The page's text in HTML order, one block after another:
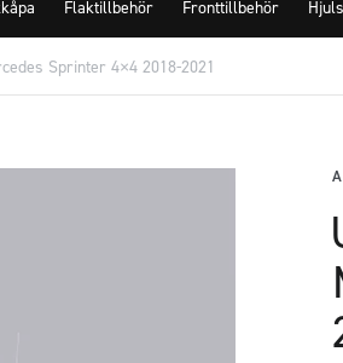
Flaktillbehör Fronttillbehör
Sprinter 4×4 2018-2021